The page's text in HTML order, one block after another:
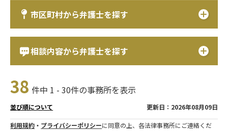
市区町村から弁護士を探す
相談内容から弁護士を探す
38 件中 1 - 30件の事務所を表示
並び順について 更新日：2026年08月09日
利用規約 ・ プライバシーポリシーに同意の上、各法律事務所にご連絡くだ